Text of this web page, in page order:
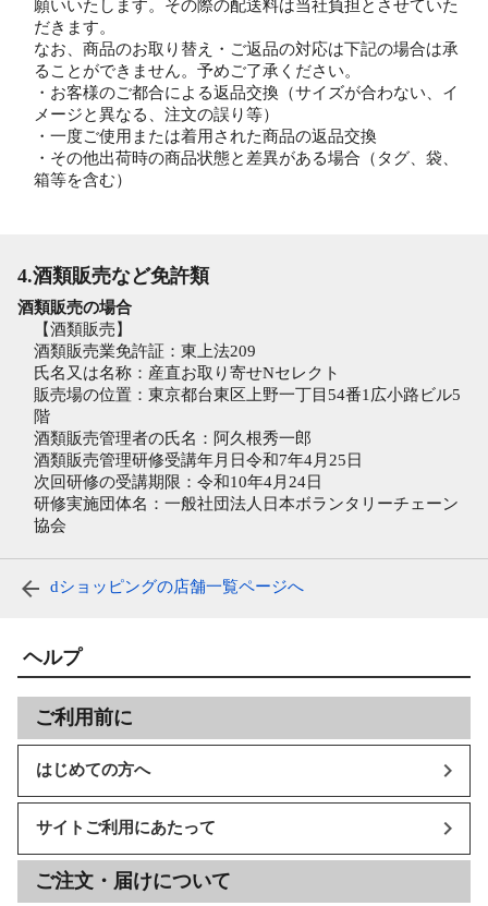
願いいたします。その際の配送料は当社負担とさせていた
だきます。
なお、商品のお取り替え・ご返品の対応は下記の場合は承
ることができません。予めご了承ください。
・お客様のご都合による返品交換（サイズが合わない、イ
メージと異なる、注文の誤り等）
・一度ご使用または着用された商品の返品交換
・その他出荷時の商品状態と差異がある場合（タグ、袋、
箱等を含む）
4.酒類販売など免許類
酒類販売の場合
【酒類販売】
酒類販売業免許証：東上法209
氏名又は名称：産直お取り寄せNセレクト
販売場の位置：東京都台東区上野一丁目54番1広小路ビル5
階
酒類販売管理者の氏名：阿久根秀一郎
酒類販売管理研修受講年月日令和7年4月25日
次回研修の受講期限：令和10年4月24日
研修実施団体名：一般社団法人日本ボランタリーチェーン
協会
dショッピングの店舗一覧ページへ
ヘルプ
ご利用前に
はじめての方へ
サイトご利用にあたって
ご注文・届けについて